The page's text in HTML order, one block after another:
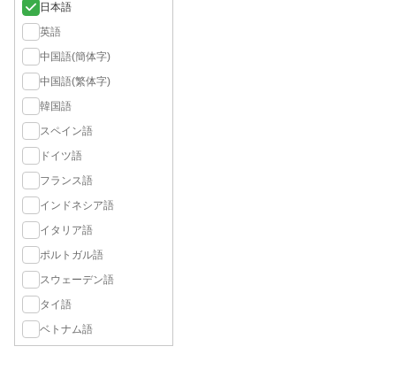
日本語
英語
中国語(簡体字)
中国語(繁体字)
韓国語
スペイン語
ドイツ語
フランス語
インドネシア語
イタリア語
ポルトガル語
スウェーデン語
タイ語
ベトナム語